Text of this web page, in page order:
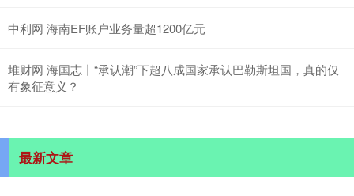
中利网 海南EF账户业务量超1200亿元
堆财网 海国志丨“承认潮”下超八成国家承认巴勒斯坦国，真的仅
有象征意义？
最新文章